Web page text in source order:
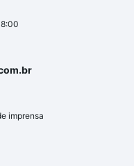
imprensa